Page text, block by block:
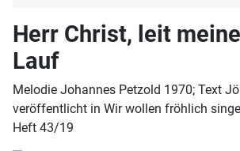
Herr Christ, leit
Lauf
Melodie Johannes Petzold 1970; Text
veröffentlicht in Wir wollen fröhlich
Heft 43/19